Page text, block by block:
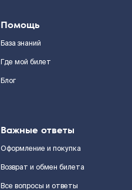
Помощь
База знаний
Где мой билет
Блог
Важные ответы
Оформление и покупка
Возврат и обмен билета
Все вопросы и ответы